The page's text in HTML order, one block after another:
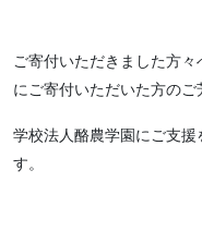
ご寄付いただきました方
にご寄付いただいた方のご
学校法人酪農学園にご支
す。